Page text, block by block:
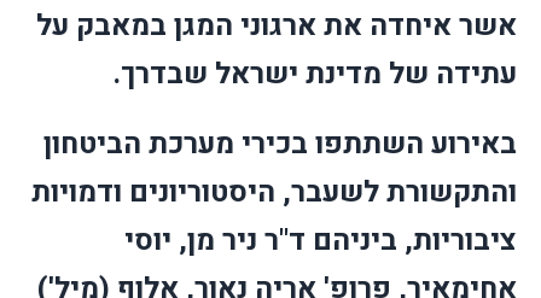
אשר איחדה את ארגוני המגן במאבק על
עתידה של מדינת ישראל שבדרך.
באירוע השתתפו בכירי מערכת הביטחון
והתקשורת לשעבר, היסטוריונים ודמויות
ציבוריות, ביניהם ד"ר ניר מן, יוסי
אחימאיר, פרופ' אריה נאור, אלוף (מיל')